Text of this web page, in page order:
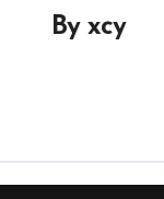
By xcy